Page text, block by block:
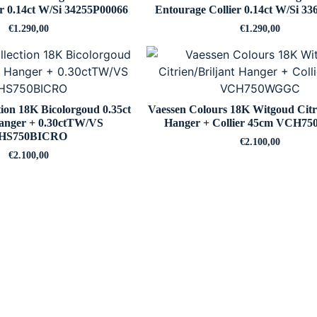
W/Si 34255P00066
€1.290,00
Entourage Collier 0.14ct W/Si
€1.290,00
18K Bicolorgoud 0.35ct
+ 0.30ctTW/VS
€2.100,00
Vaessen Colours 18K Witgoud
Hanger + Collier 45cm
€2.100,00